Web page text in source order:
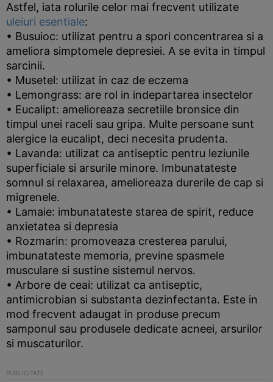
Astfel, iata rolurile celor mai frecvent utilizate
uleiuri esentiale:
• Busuioc: utilizat pentru a spori concentrarea si a
ameliora simptomele depresiei. A se evita in timpul
sarcinii.
• Musetel: utilizat in caz de eczema
• Lemongrass: are rol in indepartarea insectelor
• Eucalipt: amelioreaza secretiile bronsice din
timpul unei raceli sau gripa. Multe persoane sunt
alergice la eucalipt, deci necesita prudenta.
• Lavanda: utilizat ca antiseptic pentru leziunile
superficiale si arsurile minore. Imbunatateste
somnul si relaxarea, amelioreaza durerile de cap si
migrenele.
• Lamaie: imbunatateste starea de spirit, reduce
anxietatea si depresia
• Rozmarin: promoveaza cresterea parului,
imbunatateste memoria, previne spasmele
musculare si sustine sistemul nervos.
• Arbore de ceai: utilizat ca antiseptic,
antimicrobian si substanta dezinfectanta. Este in
mod frecvent adaugat in produse precum
samponul sau produsele dedicate acneei, arsurilor
si muscaturilor.